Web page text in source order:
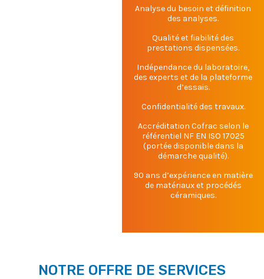
Analyse du besoin et définition
des analyses.
Qualité et fiabilité des
prestations dispensées.
Indépendance du laboratoire,
des experts et de la plateforme
d’essais.
Confidentialité des travaux.
Accréditation Cofrac selon le
référentiel NF EN ISO 17025
(portée disponible dans la
démarche qualité).
90 ans d’expérience en matière
de matériaux et procédés
céramiques.
NOTRE OFFRE DE SERVICES